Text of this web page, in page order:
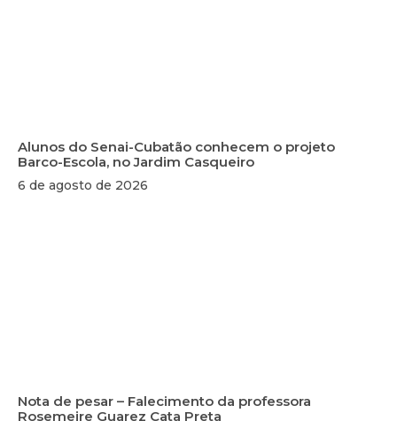
Alunos do Senai-Cubatão conhecem o projeto
Barco-Escola, no Jardim Casqueiro
6 de agosto de 2026
Nota de pesar – Falecimento da professora
Rosemeire Guarez Cata Preta